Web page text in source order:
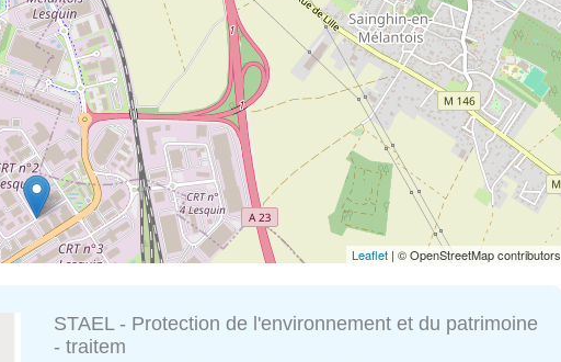
Leaflet | © OpenStreetMap contributors
STAEL - Protection de l'environnement et du patrimoine
- traitem